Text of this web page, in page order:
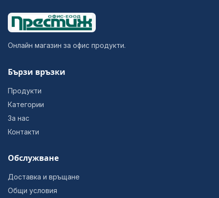
Онлайн магазин за офис продукти.
Бързи връзки
Продукти
Категории
За нас
Контакти
Обслужване
Доставка и връщане
Общи условия